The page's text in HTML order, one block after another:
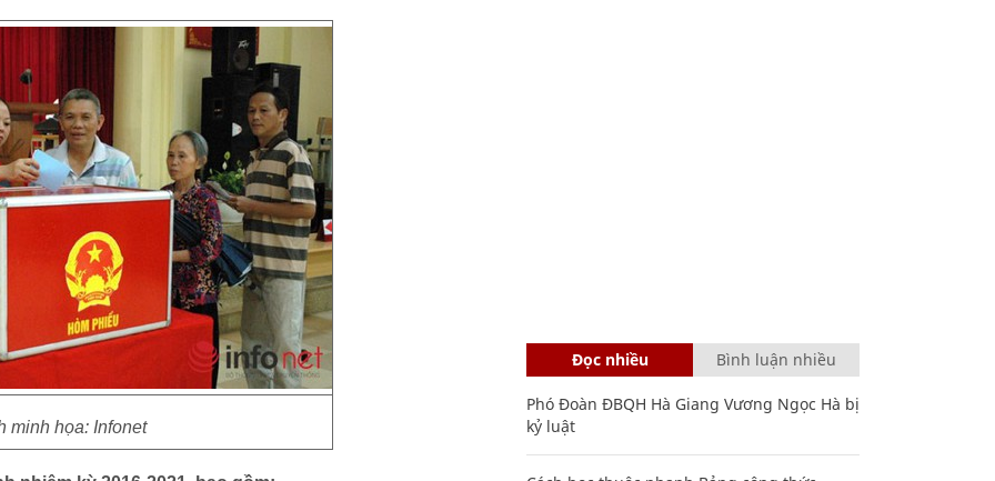
minh họa: Infonet
Đọc nhiều Bình luận nhiều
Phó Đoàn ĐBQH Hà Giang Vương Ngọc Hà bị
kỷ luật